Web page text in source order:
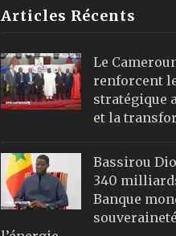
Articles Récents
Le
renforcent
stratégique
et la
Bassirou
340
Banque